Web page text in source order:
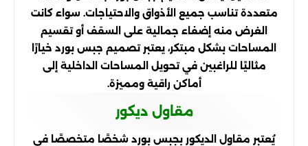
متعددة تناسب جميع الأذواق والاحتياجات. سواء كانت
الغرض منه إضفاء جمالية على السقف أو تقسيم
المساحات بشكل مبتكر، يعتبر تصميم جبس بورد خيارًا
مثاليًا للراغبين في تحويل المساحات الداخلية إلى
أماكن راقية ومميزة.
مقاول ديكور
يُعتبر مقاول الديكور بجبس بورد شخصًا متخصصًا في